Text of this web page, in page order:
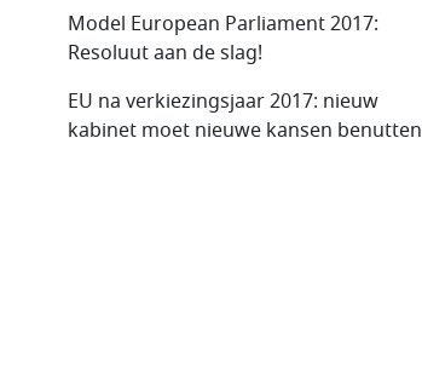
Model European Parliament 2017:
Resoluut aan de slag!
EU na verkiezingsjaar 2017: nieuw
kabinet moet nieuwe kansen benutten